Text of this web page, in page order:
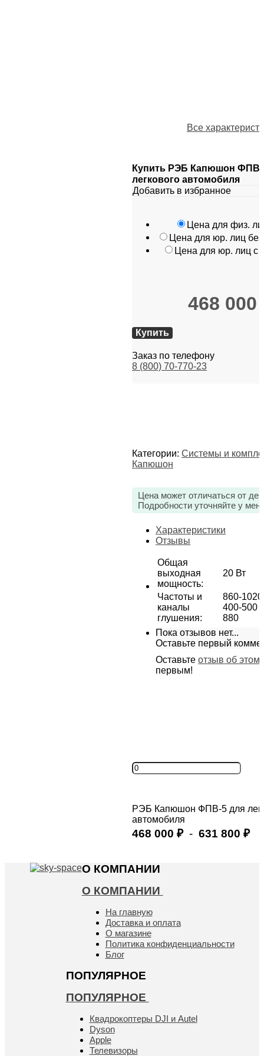
Все
Купить РЭБ Капюшон ФПВ-
легкового автомобиля
Добавить в избранное
Цена для физ.
Цена для юр. лиц
Цена для юр. лиц с
468 000
Купить
Заказ по телефону
8 (800) 70-770-23
Категории: Системы и
Капюшон
Цена может отличаться от
Подробности уточняйте у
Характеристики
Отзывы
Общая
выходная
мощность:
20 Вт
Частоты и
каналы
глушения:
860-
400-500
880
Пока отзывов нет...
Оставьте первый
Оставьте отзыв об этом
первым!
РЭБ Капюшон ФПВ-5 для
автомобиля
468 000 ₽- 631 800 ₽
О КОМПАНИИ
О КОМПАНИИ
На главную
Доставка и оплата
О магазине
Политика конфиденциальности
Блог
ПОПУЛЯРНОЕ
ПОПУЛЯРНОЕ
Квадрокоптеры DJI и Autel
Dyson
Apple
Телевизоры